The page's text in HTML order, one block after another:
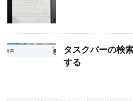
タスクバーの検
する